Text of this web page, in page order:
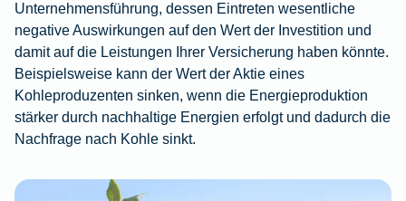
Unternehmensführung, dessen Eintreten wesentliche
negative Auswirkungen auf den Wert der Investition und
damit auf die Leistungen Ihrer Versicherung haben könnte.
Beispielsweise kann der Wert der Aktie eines
Kohleproduzenten sinken, wenn die Energieproduktion
stärker durch nachhaltige Energien erfolgt und dadurch die
Nachfrage nach Kohle sinkt.